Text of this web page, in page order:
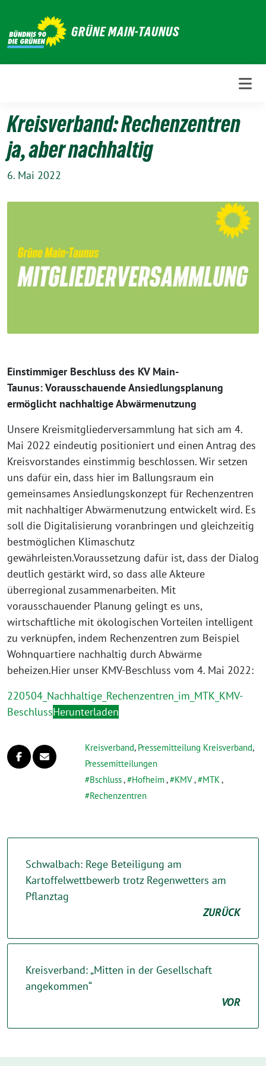
Inhalt
GRÜNE MAIN-TAUNUS
Kreisverband: Rechenzentren
ja, aber nachhaltig
6. Mai 2022
Einstimmiger Beschluss des KV Main-
Taunus: Vorausschauende Ansiedlungsplanung
ermöglicht nachhaltige Abwärmenutzung
Unsere Kreismitgliederversammlung hat sich am 4.
Mai 2022 eindeutig positioniert und einen Antrag des
Kreisvorstandes einstimmig beschlossen. Wir setzen
uns dafür ein, dass hier im Ballungsraum ein
gemeinsames Ansiedlungskonzept für Rechenzentren
mit nachhaltiger Abwärmenutzung entwickelt wird. Es
soll die Digitalisierung voranbringen und gleichzeitig
bestmöglichen Klimaschutz
gewährleisten.Voraussetzung dafür ist, dass der Dialog
deutlich gestärkt wird, so dass alle Akteure
überregional zusammenarbeiten. Mit
vorausschauender Planung gelingt es uns,
wirtschaftliche mit ökologischen Vorteilen intelligent
zu verknüpfen, indem Rechenzentren zum Beispiel
Wohnquartiere nachhaltig durch Abwärme
beheizen.Hier unser KMV-Beschluss vom 4. Mai 2022:
220504_Nachhaltige_Rechenzentren_im_MTK_KMV-
BeschlussHerunterladen
Kreisverband, Pressemitteilung Kreisverband,
Pressemitteilungen
Bschluss, Hofheim, KMV, MTK,
Rechenzentren
Schwalbach: Rege Beteiligung am
Kartoffelwettbewerb trotz Regenwetters am
Pflanztag
ZURÜCK
Kreisverband: „Mitten in der Gesellschaft
angekommen“
VOR